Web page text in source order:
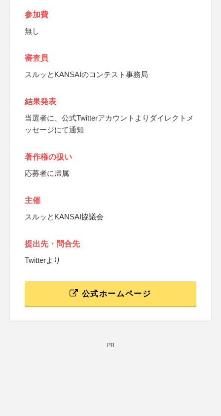
参加費
無し
審査員
スルッとKANSAIのコンテスト事務局
結果発表
当選者に、公式Twitterアカウントよりダイレクトメ
ッセージにて通知
著作権の扱い
応募者に帰属
主催
スルッとKANSAI協議会
提出先・問合先
Twitterより
公式ホームページ
PR